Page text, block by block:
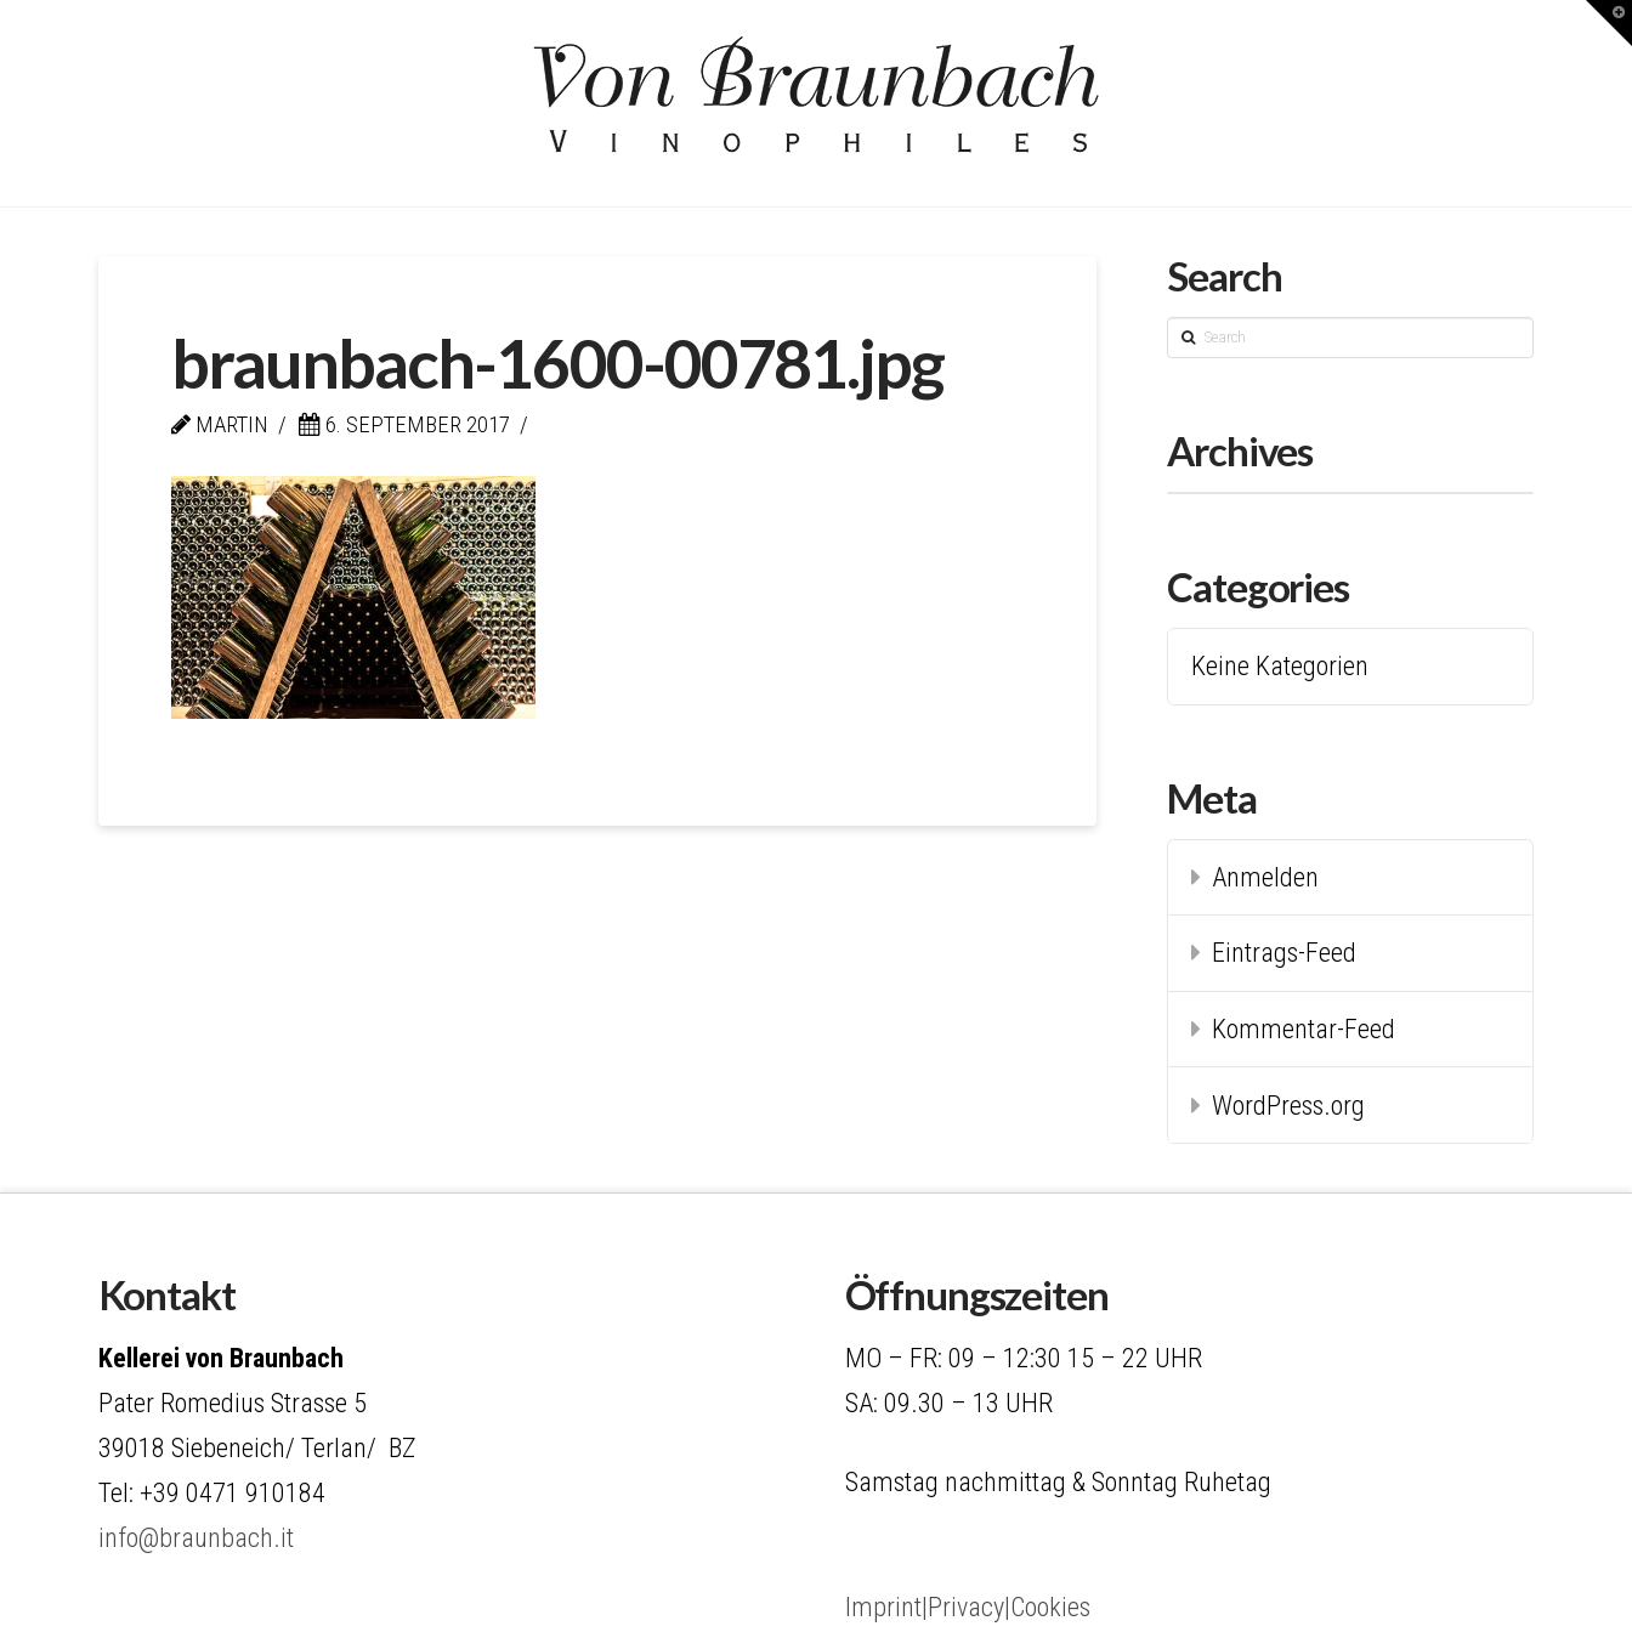
Braunbach
braunbach-1600-00781.jpg
MARTIN 6. SEPTEMBER 2017
Search
Search
Archives
Categories
Keine Kategorien
Meta
Anmelden
Eintrags-Feed
Kommentar-Feed
WordPress.org
Kontakt
Kellerei von Braunbach
Pater Romedius Strasse 5
39018 Siebeneich/ Terlan/ BZ
Tel: +39 0471 910184
info@braunbach.it
Öffnungszeiten
MO – FR: 09 – 12:30 15 – 22 UHR
SA: 09.30 – 13 UHR
Samstag nachmittag & Sonntag Ruhetag
Imprint|Privacy|Cookies